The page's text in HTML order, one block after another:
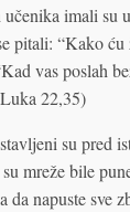
imali su
pitali: “Kako
vas poslah
22,35)
su pred
mreže bile
napuste sve